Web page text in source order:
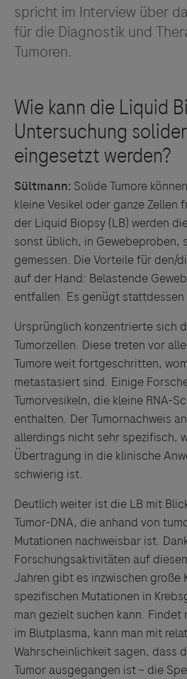
spricht im Interview über
für die Diagnostik und
Tumoren.
Sültmann: Solide Tumore
kleine Vesikel oder ganze Zellen
der Liquid Biopsy (LB) werden
sonst üblich, in Gewebeproben,
gemessen. Die Vorteile für den/
auf der Hand: Belastende
entfallen. Es genügt
Ursprünglich konzentrierte sich
Tumorzellen. Diese treten vor
Tumore weit fortgeschritten,
metastasiert sind. Einige
Tumorvesikeln, die kleine RNA-
enthalten. Der Tumornachweis
allerdings nicht sehr spezifisch,
Übertragung in die klinische
schwierig ist.
Deutlich weiter ist die LB mit
Tumor-DNA, die anhand von
Mutationen nachweisbar ist.
Forschungsaktivitäten auf
Jahren gibt es inzwischen große
spezifischen Mutationen in
man gezielt suchen kann. Findet
im Blutplasma, kann man mit
Wahrscheinlichkeit sagen, dass
Tumor ausgegangen ist – die